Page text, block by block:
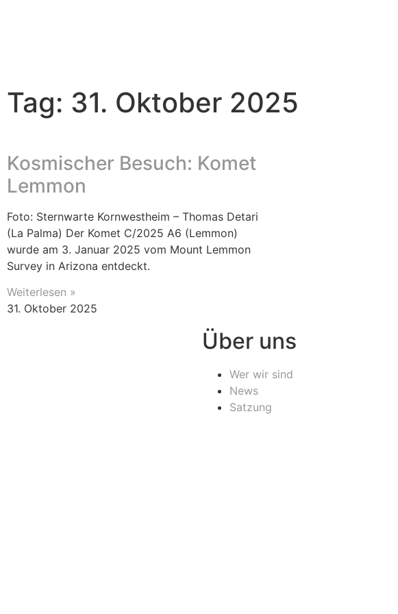
Tag: 31. Oktober 2025
Kosmischer Besuch: Komet
Lemmon
Foto: Sternwarte Kornwestheim – Thomas Detari
(La Palma) Der Komet C/2025 A6 (Lemmon)
wurde am 3. Januar 2025 vom Mount Lemmon
Survey in Arizona entdeckt.
Weiterlesen »
31. Oktober 2025
Über uns
Wer wir sind
News
Satzung